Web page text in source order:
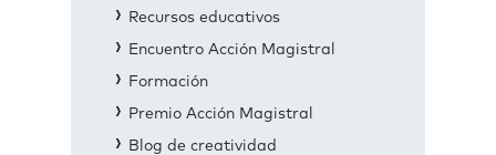
Recursos educativos
Encuentro Acción Magistral
Formación
Premio Acción Magistral
Blog de creatividad